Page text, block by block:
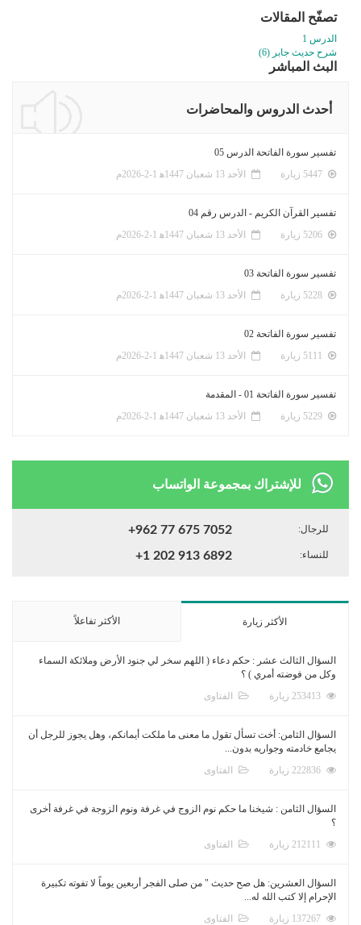
تصفّح المقالات
الدرس 1
شرح حديث جابر (6)
البث المباشر
أحدث الدروس والمحاضرات
تفسير سورة الفاتحة الدرس 05
الأحد 13 شعبان 1447ﻫ 1-2-2026م
تفسير القرآن الكريم - الدرس رقم 04
الأحد 13 شعبان 1447ﻫ 1-2-2026م
تفسير سورة الفاتحة 03
الأحد 13 شعبان 1447ﻫ 1-2-2026م
تفسير سورة الفاتحة 02
الأحد 13 شعبان 1447ﻫ 1-2-2026م
تفسير سورة الفاتحة 01 - المقدمة
الأحد 13 شعبان 1447ﻫ 1-2-2026م
للإشتراك بمجموعة الواتساب
للرجال: +962 77 675 7052
للنساء: +1 202 913 6892
الأكثر زيارة الأكثر تفاعلاً
السؤال الثالث عشر : حكم دعاء ( اللهم سخر لي جنود الأرض وملائكة السماء
وكل من فوضته أمري ) ؟
الفتاوى
السؤال الثامن: أخت تسأل تقول ما معنى ما ملكت أيمانكم، وهل يجوز للرجل أن
يجامع خادمته وجواريه بدون...
الفتاوى
السؤال الثامن : شيخنا ما حكم نوم الزوج في غرفة ونوم الزوجة في غرفة أخرى
؟
الفتاوى
السؤال العشرين: هل صح حديث " من صلى الفجر أربعين يوماً لا تفوته تكبيرة
الإحرام إلا كتب الله له...
الفتاوى